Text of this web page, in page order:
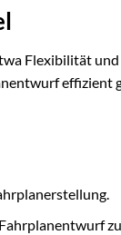
Flexibilität
effizient